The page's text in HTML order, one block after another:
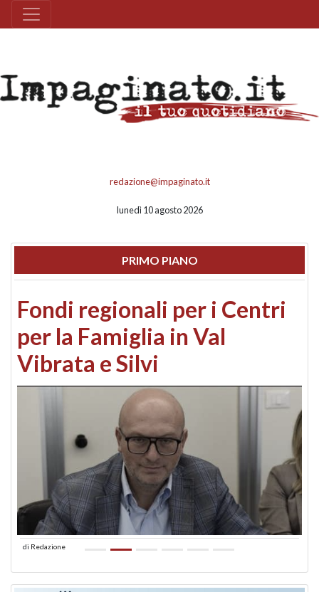
redazione@impaginato.it
lunedì 10 agosto 2026
PRIMO PIANO
Fondi regionali per i Centri
per la Famiglia in Val
Vibrata e Silvi
di Redazione